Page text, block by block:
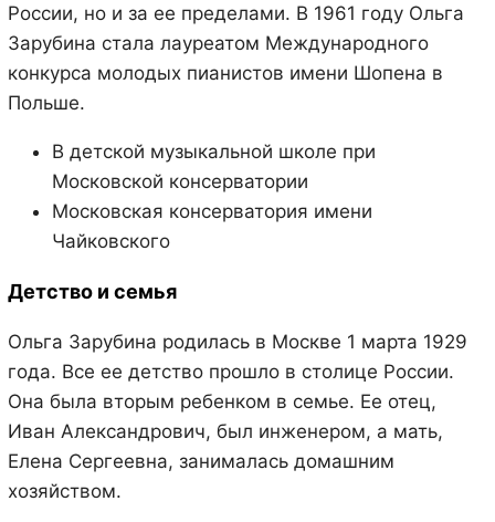
России, но и за ее пределами. В 1961 году Ольга
Зарубина стала лауреатом Международного
конкурса молодых пианистов имени Шопена в
Польше.
В детской музыкальной школе при
Московской консерватории
Московская консерватория имени
Чайковского
Детство и семья
Ольга Зарубина родилась в Москве 1 марта 1929
года. Все ее детство прошло в столице России.
Она была вторым ребенком в семье. Ее отец,
Иван Александрович, был инженером, а мать,
Елена Сергеевна, занималась домашним
хозяйством.